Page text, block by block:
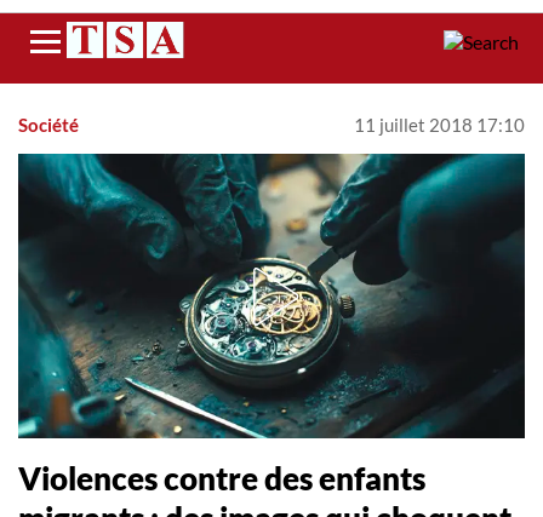
Menu
Société 11 juillet 2018 17:10
Violences contre des enfants